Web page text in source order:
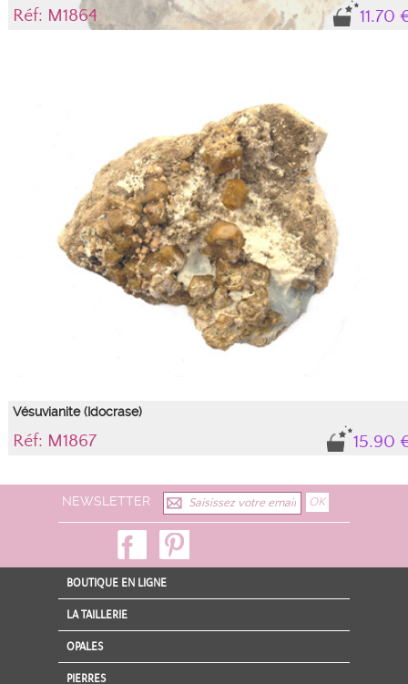
11.70
Réf: M1864
Vésuvianite (Idocrase)
15.90
Réf: M1867
Cristaux (sytème quadratique) inclus dans la roche, en prismes courts et épais
avec éclat vitreux ou gras Dureté : 6 1/2 Densité : 3.27-3.45
NEWSLETTER
BOUTIQUE EN LIGNE
LA TAILLERIE
OPALES
PIERRES